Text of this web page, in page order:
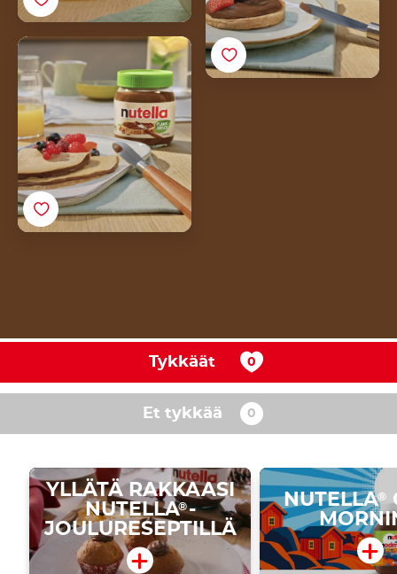
Vegaaniset
letut<br>Nutella<sup>®</sup>
Plant-Based - levitteellä
Tykkäät
Et tykkää
YLLÄTÄ RAKKAASI
NUTELLA®-
JOULURESEPTILLÄ
NUTELLA®